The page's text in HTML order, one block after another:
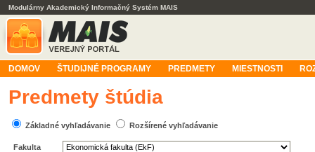
Modulárny Akademický Informačný Systém MAIS
DOMOV ŠTUDIJNÉ PROGRAMY PREDMETY MIESTNOSTI
Predmety štúdia
Základné vyhľadávanie Rozšírené vyhľadávanie
Fakulta